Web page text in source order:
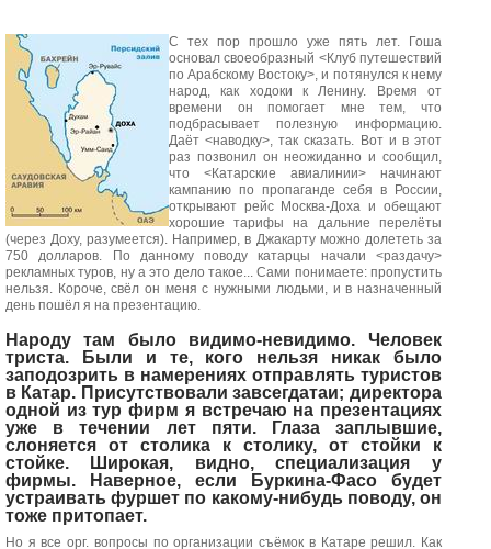
С тех пор прошло уже пять лет. Гоша
основал своеобразный <Клуб путешествий
по Арабскому Востоку>, и потянулся к нему
народ, как ходоки к Ленину. Время от
времени он помогает мне тем, что
подбрасывает полезную информацию.
Даёт <наводку>, так сказать. Вот и в этот
раз позвонил он неожиданно и сообщил,
что <Катарские авиалинии> начинают
кампанию по пропаганде себя в России,
открывают рейс Москва-Доха и обещают
хорошие тарифы на дальние перелёты
(через Доху, разумеется). Например, в Джакарту можно долететь за
750 долларов. По данному поводу катарцы начали <раздачу>
рекламных туров, ну а это дело такое... Сами понимаете: пропустить
нельзя. Короче, свёл он меня с нужными людьми, и в назначенный
день пошёл я на презентацию.
Народу там было видимо-невидимо. Человек
триста. Были и те, кого нельзя никак было
заподозрить в намерениях отправлять туристов
в Катар. Присутствовали завсегдатаи; директора
одной из тур фирм я встречаю на презентациях
уже в течении лет пяти. Глаза заплывшие,
слоняется от столика к столику, от стойки к
стойке. Широкая, видно, специализация у
фирмы. Наверное, если Буркина-Фасо будет
устраивать фуршет по какому-нибудь поводу, он
тоже притопает.
Но я все орг. вопросы по организации съёмок в Катаре решил. Как